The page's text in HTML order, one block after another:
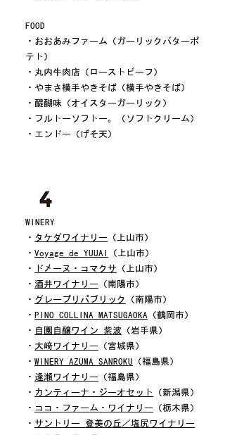
​​FOOD
・おおあみファーム（ガーリックバターポ
テト）
・丸内牛肉店（ローストビーフ）
・やまさ横手やきそば（横手やきそば）
・醍醐味（オイスターガーリック）
・フルトーソフトー。（ソフトクリーム）
・エンドー（げそ天）
WINERY
・ タケダワイナリー （上山市）
・ Voyage de YUUAI
（上山市）
・
ドメーヌ・コマクサ （上山市）
・ 酒井ワイナリー （南陽市）
・ グレープリパブリック
（南陽市）
・ PINO COLLINA MATSUGAOKA （鶴岡市）
・ 自園自醸ワイン 紫波 （岩手県）
・ 大﨑ワイナリー （宮城県）
・ WINERY AZUMA SANROKU （福島県）
・ 逢瀬ワイナリー （福島県）
・ カンティーナ・ジーオセット
（新潟県）
・ ココ・ファーム・ワイナリー （栃木県）
・ サントリー 登美の丘／塩尻ワイナリー